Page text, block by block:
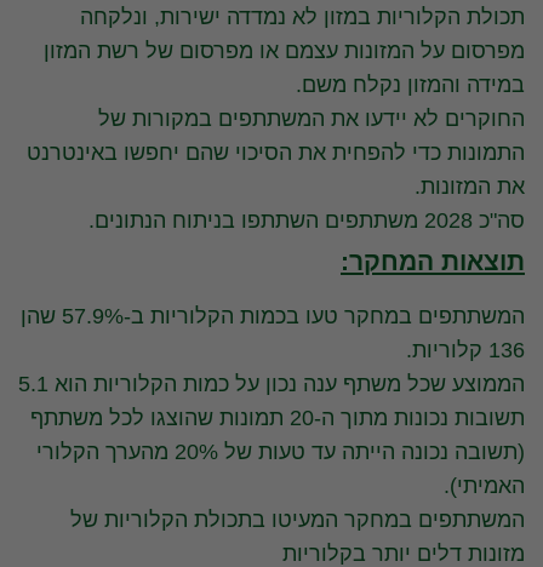
תכולת הקלוריות במזון לא נמדדה ישירות, ונלקחה
מפרסום על המזונות עצמם או מפרסום של רשת המזון
במידה והמזון נקלח משם.
החוקרים לא יידעו את המשתתפים במקורות של
התמונות כדי להפחית את הסיכוי שהם יחפשו באינטרנט
את המזונות.
סה"כ 2028 משתתפים השתתפו בניתוח הנתונים.
תוצאות המחקר:
המשתתפים במחקר טעו בכמות הקלוריות ב-57.9% שהן
136 קלוריות.
הממוצע שכל משתף ענה נכון על כמות הקלוריות הוא 5.1
תשובות נכונות מתוך ה-20 תמונות שהוצגו לכל משתתף
(תשובה נכונה הייתה עד טעות של 20% מהערך הקלורי
האמיתי).
המשתתפים במחקר המעיטו בתכולת הקלוריות של
מזונות דלים יותר בקלוריות